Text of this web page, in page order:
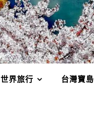
世界旅行 台灣寶島